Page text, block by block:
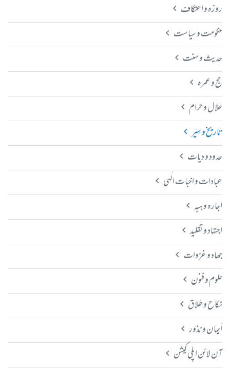
روزہ و اعتکاف
حکومت و سیاست
حدیث و سنت
حج و عمرہ
حلال و حرام
تاریخ و سِیَر
حدود و دیات
عبادات و اخبات الٰہی
اجارہ و ہبہ
اجتہاد و تقلید
جھاد و غزوات
علوم و فنون
نکاح و طلاق
اَیمان و نذور
آن لائن اپلی کیشن